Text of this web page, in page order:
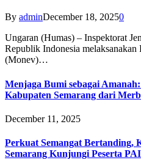
By adminDecember 18, 20250
Ungaran (Humas) – Inspektorat
Republik Indonesia melaksanakan
(Monev)…
Menjaga Bumi sebagai
Kabupaten Semarang dari
December 11, 2025
Perkuat Semangat Bertanding,
Semarang Kunjungi Peserta